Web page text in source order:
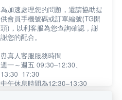
為加速處理您的問題，還請協助提
供會員手機號碼或訂單編號(TG開
頭)，以利客服為您查詢確認，謝
謝您的配合。
⏰真人客服服務時間
週一～週五 09:30–12:30、
13:30–17:30
中午休息時間為12:30–13:30